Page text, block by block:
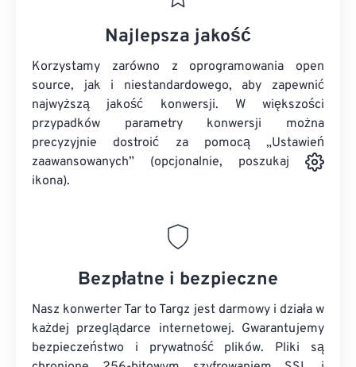
Najlepsza jakość
Korzystamy zarówno z oprogramowania open
source, jak i niestandardowego, aby zapewnić
najwyższą jakość konwersji. W większości
przypadków parametry konwersji można
precyzyjnie dostroić za pomocą „Ustawień
zaawansowanych” (opcjonalnie, poszukaj
ikona).
Bezpłatne i bezpieczne
Nasz konwerter Tar to Targz jest darmowy i działa w
każdej przeglądarce internetowej. Gwarantujemy
bezpieczeństwo i prywatność plików. Pliki są